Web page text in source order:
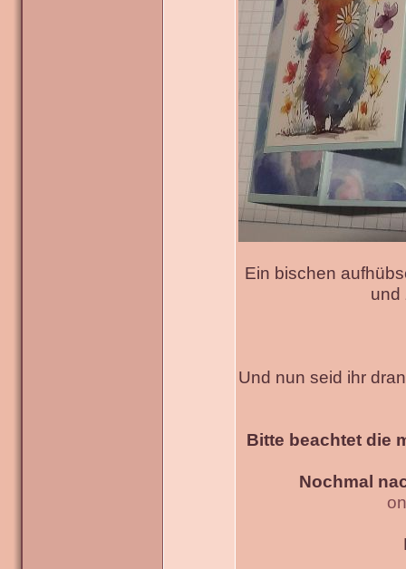
Ein bischen
und
Und nun seid ihr
Bitte beachtet die
Nochmal